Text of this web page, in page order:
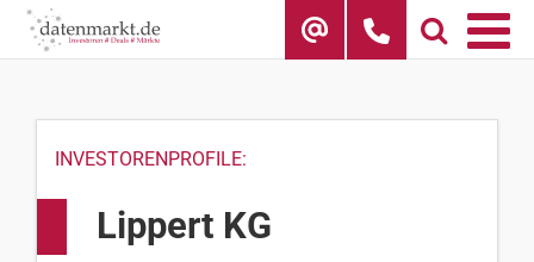
Skip
INVESTORENPROFILE:
Lippert KG